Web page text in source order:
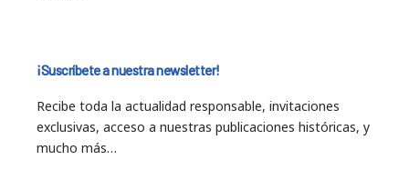
¡Suscríbete a nuestra newsletter!
Recibe toda la actualidad responsable, invitaciones
exclusivas, acceso a nuestras publicaciones históricas, y
mucho más…